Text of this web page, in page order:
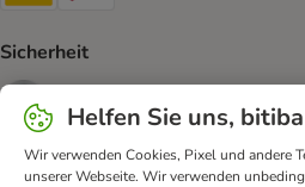
Sicherheit
Security
Helfen Sie uns,
Wir verwenden Cookies, Pixel und andere
unserer Webseite. Wir verwenden